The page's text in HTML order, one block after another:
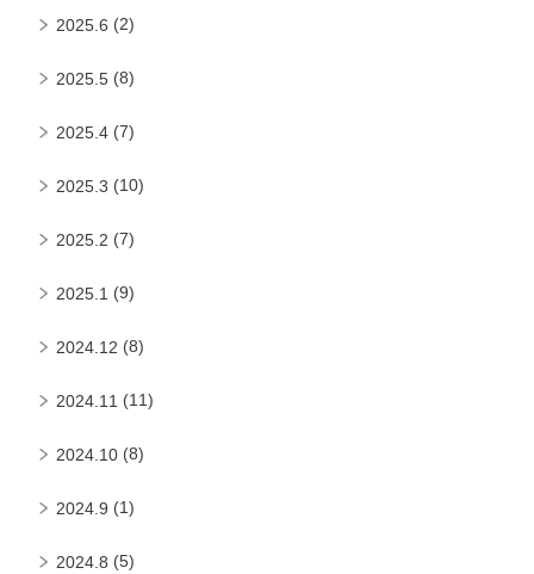
2025.6 (2)
2025.5 (8)
2025.4 (7)
2025.3 (10)
2025.2 (7)
2025.1 (9)
2024.12 (8)
2024.11 (11)
2024.10 (8)
2024.9 (1)
2024.8 (5)